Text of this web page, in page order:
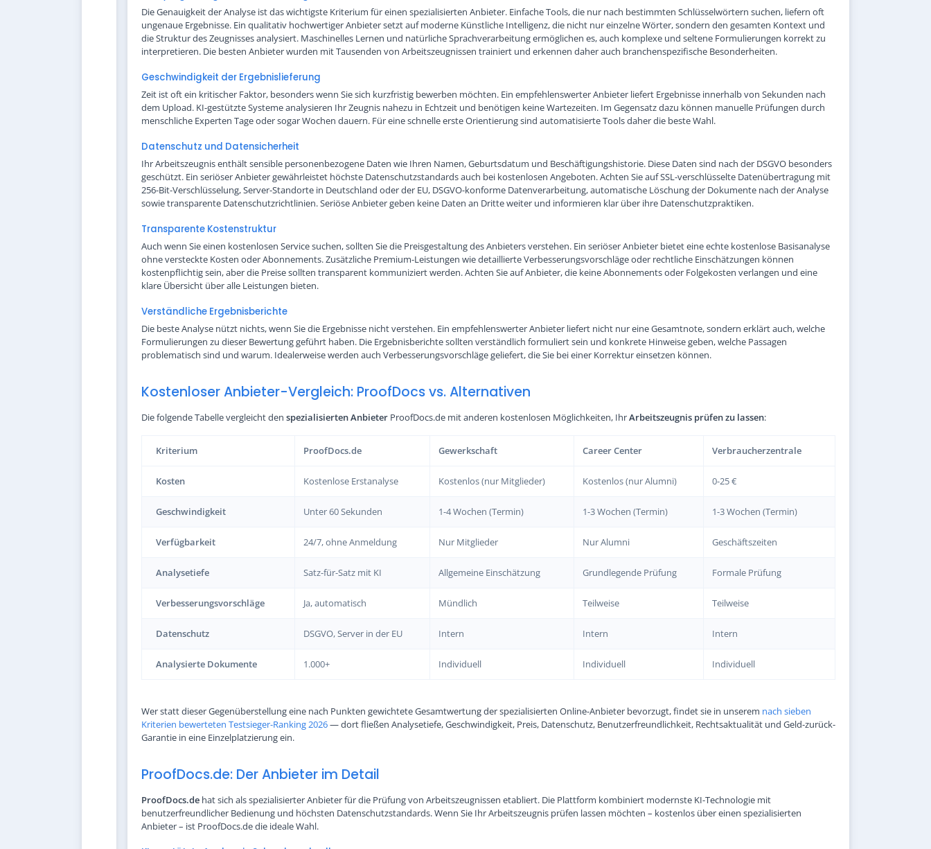
Die Genauigkeit der Analyse ist das wichtigste Kriterium für einen spezialisierten Anbieter. Einfache Tools, die nur nach bestimmten Schlüsselwörtern suchen, liefern oft
ungenaue Ergebnisse. Ein qualitativ hochwertiger Anbieter setzt auf moderne Künstliche Intelligenz, die nicht nur einzelne Wörter, sondern den gesamten Kontext und
die Struktur des Zeugnisses analysiert. Maschinelles Lernen und natürliche Sprachverarbeitung ermöglichen es, auch komplexe und seltene Formulierungen korrekt zu
interpretieren. Die besten Anbieter wurden mit Tausenden von Arbeitszeugnissen trainiert und erkennen daher auch branchenspezifische Besonderheiten.
Geschwindigkeit der Ergebnislieferung
Zeit ist oft ein kritischer Faktor, besonders wenn Sie sich kurzfristig bewerben möchten. Ein empfehlenswerter Anbieter liefert Ergebnisse innerhalb von Sekunden nach
dem Upload. KI-gestützte Systeme analysieren Ihr Zeugnis nahezu in Echtzeit und benötigen keine Wartezeiten. Im Gegensatz dazu können manuelle Prüfungen durch
menschliche Experten Tage oder sogar Wochen dauern. Für eine schnelle erste Orientierung sind automatisierte Tools daher die beste Wahl.
Datenschutz und Datensicherheit
Ihr Arbeitszeugnis enthält sensible personenbezogene Daten wie Ihren Namen, Geburtsdatum und Beschäftigungshistorie. Diese Daten sind nach der DSGVO besonders
geschützt. Ein seriöser Anbieter gewährleistet höchste Datenschutzstandards auch bei kostenlosen Angeboten. Achten Sie auf SSL-verschlüsselte Datenübertragung mit
256-Bit-Verschlüsselung, Server-Standorte in Deutschland oder der EU, DSGVO-konforme Datenverarbeitung, automatische Löschung der Dokumente nach der Analyse
sowie transparente Datenschutzrichtlinien. Seriöse Anbieter geben keine Daten an Dritte weiter und informieren klar über ihre Datenschutzpraktiken.
Transparente Kostenstruktur
Auch wenn Sie einen kostenlosen Service suchen, sollten Sie die Preisgestaltung des Anbieters verstehen. Ein seriöser Anbieter bietet eine echte kostenlose Basisanalyse
ohne versteckte Kosten oder Abonnements. Zusätzliche Premium-Leistungen wie detaillierte Verbesserungsvorschläge oder rechtliche Einschätzungen können
kostenpflichtig sein, aber die Preise sollten transparent kommuniziert werden. Achten Sie auf Anbieter, die keine Abonnements oder Folgekosten verlangen und eine
klare Übersicht über alle Leistungen bieten.
Verständliche Ergebnisberichte
Die beste Analyse nützt nichts, wenn Sie die Ergebnisse nicht verstehen. Ein empfehlenswerter Anbieter liefert nicht nur eine Gesamtnote, sondern erklärt auch, welche
Formulierungen zu dieser Bewertung geführt haben. Die Ergebnisberichte sollten verständlich formuliert sein und konkrete Hinweise geben, welche Passagen
problematisch sind und warum. Idealerweise werden auch Verbesserungsvorschläge geliefert, die Sie bei einer Korrektur einsetzen können.
Kostenloser Anbieter-Vergleich: ProofDocs vs. Alternativen
Die folgende Tabelle vergleicht den spezialisierten Anbieter ProofDocs.de mit anderen kostenlosen Möglichkeiten, IhrArbeitszeugnis prüfen zu lassen:
Kriterium ProofDocs.de Gewerkschaft Career Center Verbraucherzentrale
Kosten Kostenlose Erstanalyse Kostenlos (nur Mitglieder) Kostenlos (nur Alumni) 0-25 €
Geschwindigkeit Unter 60 Sekunden 1-4 Wochen (Termin) 1-3 Wochen (Termin) 1-3 Wochen (Termin)
Verfügbarkeit 24/7, ohne Anmeldung Nur Mitglieder Nur Alumni Geschäftszeiten
Analysetiefe Satz-für-Satz mit KI Allgemeine Einschätzung Grundlegende Prüfung Formale Prüfung
Verbesserungsvorschläge Ja, automatisch Mündlich Teilweise Teilweise
Datenschutz DSGVO, Server in der EU Intern Intern Intern
Analysierte Dokumente 1.000+ Individuell Individuell Individuell
Wer statt dieser Gegenüberstellung eine nach Punkten gewichtete Gesamtwertung der spezialisierten Online-Anbieter bevorzugt, findet sie in unserem nach sieben
Kriterien bewerteten Testsieger-Ranking 2026— dort fließen Analysetiefe, Geschwindigkeit, Preis, Datenschutz, Benutzerfreundlichkeit, Rechtsaktualität und Geld-zurück-
Garantie in eine Einzelplatzierung ein.
ProofDocs.de: Der Anbieter im Detail
ProofDocs.de hat sich als spezialisierter Anbieter für die Prüfung von Arbeitszeugnissen etabliert. Die Plattform kombiniert modernste KI-Technologie mit
benutzerfreundlicher Bedienung und höchsten Datenschutzstandards. Wenn Sie Ihr Arbeitszeugnis prüfen lassen möchten – kostenlos über einen spezialisierten
Anbieter – ist ProofDocs.de die ideale Wahl.